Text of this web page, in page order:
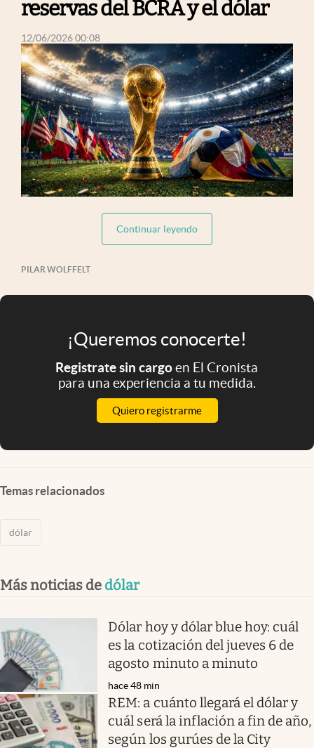
reservas del BCRA y el dólar
12/06/2026 00:08
Continuar leyendoabre en nueva pestaña
PILAR WOLFFELT
¡Queremos conocerte!
Registrate sin cargoen El Cronista
para una experiencia a tu medida.
Quiero registrarme
Temas relacionados
dólar
Más noticias de dólar
Dólar hoy y dólar blue hoy: cuál
es la cotización del jueves 6 de
agosto minuto a minuto
hace 48 min
REM: a cuánto llegará el dólar y
cuál será la inflación a fin de año,
según los gurúes de la City